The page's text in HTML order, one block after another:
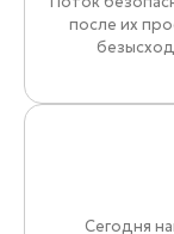
после их
Сегодня